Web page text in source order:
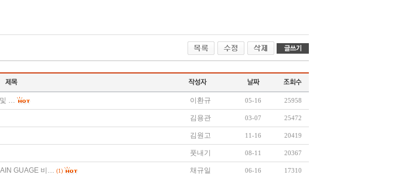
및 … 이환규 05-16 25958
김용관 03-07 25472
김원고 11-16 20419
풋내기 08-11 20367
GUAGE 비… (1) 채규일 06-16 17310